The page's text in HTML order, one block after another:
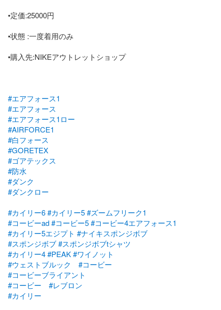
•定価:25000円
•状態 :一度着用のみ
•購入先:NIKEアウトレットショップ
#エアフォース1
#エアフォース
#エアフォース1ロー
#AIRFORCE1
#白フォース
#GORETEX
#ゴアテックス
#防水
#ダンク
#ダンクロー
#カイリー6#カイリー5#ズームフリーク1
#コービーad#コービー5#コービー4エアフォース1
#カイリー5エジプト #ナイキスポンジボブ
#スポンジボブ#スポンジボブtシャツ
#カイリー4#PEAK#ワイノット
#ウェストブルック
#コービー
#コービーブライアント
#コービー
#レブロン
#カイリー